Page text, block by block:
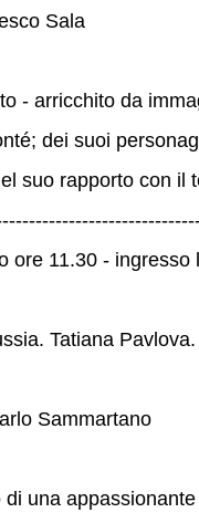
Sala
- arricchito da
dei suoi
suo rapporto con il
ore 11.30 - ingresso
Tatiana
Sammartano
di una